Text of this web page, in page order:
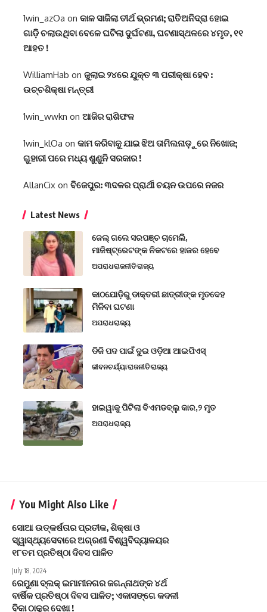
1win_azOa on କାଳ ସାଜିଲା ତୀର୍ଥ ଭ୍ରମଣ; ରାତିଅନିଦ୍ରା ହୋଇ
ଗାଡ଼ି ଚଲାଉଥିବା ବେଳେ ଘଟିଲା ଦୁର୍ଘଟଣା, ଘଟଣାସ୍ଥଳରେ ୪ମୃତ, ୧୧
ଆହତ !
WilliamHab on ଜୁଲାଇ ୨୪ରେ ଯୁକ୍ତ ୩ ପରୀକ୍ଷା ହେବ :
ଉଚ୍ଚଶିକ୍ଷା ମନ୍ତ୍ରୀ
1win_wwkn on ଆଜିର ରାଶିଫଳ
1win_klOa on କାମ କରିବାକୁ ଯାଇ ଝିଅ ତାମିଲନାଡ଼ୁରେ ନିଖୋଜ;
ଗୁହାରୀ ପରେ ମଧ୍ୟ ଶୁଣୁନି ସରକାର !
AllanCix on ବିଜେପୁର: ୩ଦଳର ପ୍ରାର୍ଥୀ ଚୟନ ଉପରେ ନଜର
Latest News
ଜେଲ୍ ଗଲେ ସରପଞ୍ଚ ଚାମେଲି,
ମାଜିଷ୍ଟ୍ରେଟଙ୍କ ନିକଟରେ ହାଜର ହେବେ
ଅପରାଧରାଜନୀତିରାଜ୍ୟ
କାଠଯୋଡ଼ିରୁ ଡାକ୍ତରୀ ଛାତ୍ରୀଙ୍କ ମୃତଦେହ
ମିଳିବା ଘଟଣା
ଅପରାଧରାଜ୍ୟ
ଡିଜି ପଦ ପାଇଁ ଦୁଇ ଓଡ଼ିଆ ଆଇପିଏସ୍
ଜୀବନଚର୍ଯ୍ୟାରାଜନୀତିରାଜ୍ୟ
ହାଇୱାକୁ ପିଟିଲା ବିଏମଡବ୍ଲୁ କାର,୨ ମୃତ
ଅପରାଧରାଜ୍ୟ
You Might Also Like
ସୋଆ ଉତ୍କର୍ଷତାର ପ୍ରତୀକ, ଶିକ୍ଷା ଓ
ସ୍ୱାସ୍ଥ୍ୟସେବାରେ ଅଗ୍ରଣୀ ବିଶ୍ୱବିଦ୍ୟାଳୟର
୧୮ତମ ପ୍ରତିଷ୍ଠା ଦିବସ ପାଳିତ
July 18, 2024
ରେମୁଣା ବ୍ଲକ୍ ଇମାମୀନଗର ଜଗନ୍ନାଥଙ୍କ ୪ର୍ଥ
ବାର୍ଷିକ ପ୍ରତିଷ୍ଠା ଦିବସ ପାଳିତ; ଏକାସଙ୍ଗେ କଦଳୀ
ବିକା ଠାକୁର ଦେଖା !